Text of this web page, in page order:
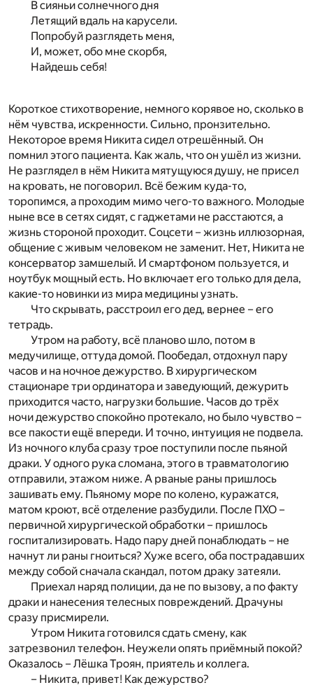
В сияньи солнечного дня
Летящий вдаль на карусели.
Попробуй разглядеть меня,
И, может, обо мне скорбя,
Найдешь себя!
Короткое стихотворение, немного корявое но, сколько в
нём чувства, искренности. Сильно, пронзительно.
Некоторое время Никита сидел отрешённый. Он
помнил этого пациента. Как жаль, что он ушёл из жизни.
Не разглядел в нём Никита мятущуюся душу, не присел
на кровать, не поговорил. Всё бежим куда-то,
торопимся, а проходим мимо чего-то важного. Молодые
ныне все в сетях сидят, с гаджетами не расстаются, а
жизнь стороной проходит. Соцсети – жизнь иллюзорная,
общение с живым человеком не заменит. Нет, Никита не
консерватор замшелый. И смартфоном пользуется, и
ноутбук мощный есть. Но включает его только для дела,
какие-то новинки из мира медицины узнать.
Что скрывать, расстроил его дед, вернее – его
тетрадь.
Утром на работу, всё планово шло, потом в
медучилище, оттуда домой. Пообедал, отдохнул пару
часов и на ночное дежурство. В хирургическом
стационаре три ординатора и заведующий, дежурить
приходится часто, нагрузки большие. Часов до трёх
ночи дежурство спокойно протекало, но было чувство –
все пакости ещё впереди. И точно, интуиция не подвела.
Из ночного клуба сразу трое поступили после пьяной
драки. У одного рука сломана, этого в травматологию
отправили, этажом ниже. А рваные раны пришлось
зашивать ему. Пьяному море по колено, куражатся,
матом кроют, всё отделение разбудили. После ПХО –
первичной хирургической обработки – пришлось
госпитализировать. Надо пару дней понаблюдать – не
начнут ли раны гноиться? Хуже всего, оба пострадавших
между собой сначала скандал, потом драку затеяли.
Приехал наряд полиции, да не по вызову, а по факту
драки и нанесения телесных повреждений. Драчуны
сразу присмирели.
Утром Никита готовился сдать смену, как
затрезвонил телефон. Неужели опять приёмный покой?
Оказалось – Лёшка Троян, приятель и коллега.
– Никита, привет! Как дежурство?